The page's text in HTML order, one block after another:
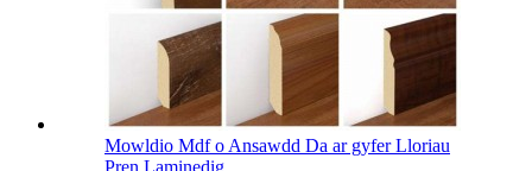
Mowldio Mdf o Ansawdd Da ar gyfer Lloriau
Pren Laminedig